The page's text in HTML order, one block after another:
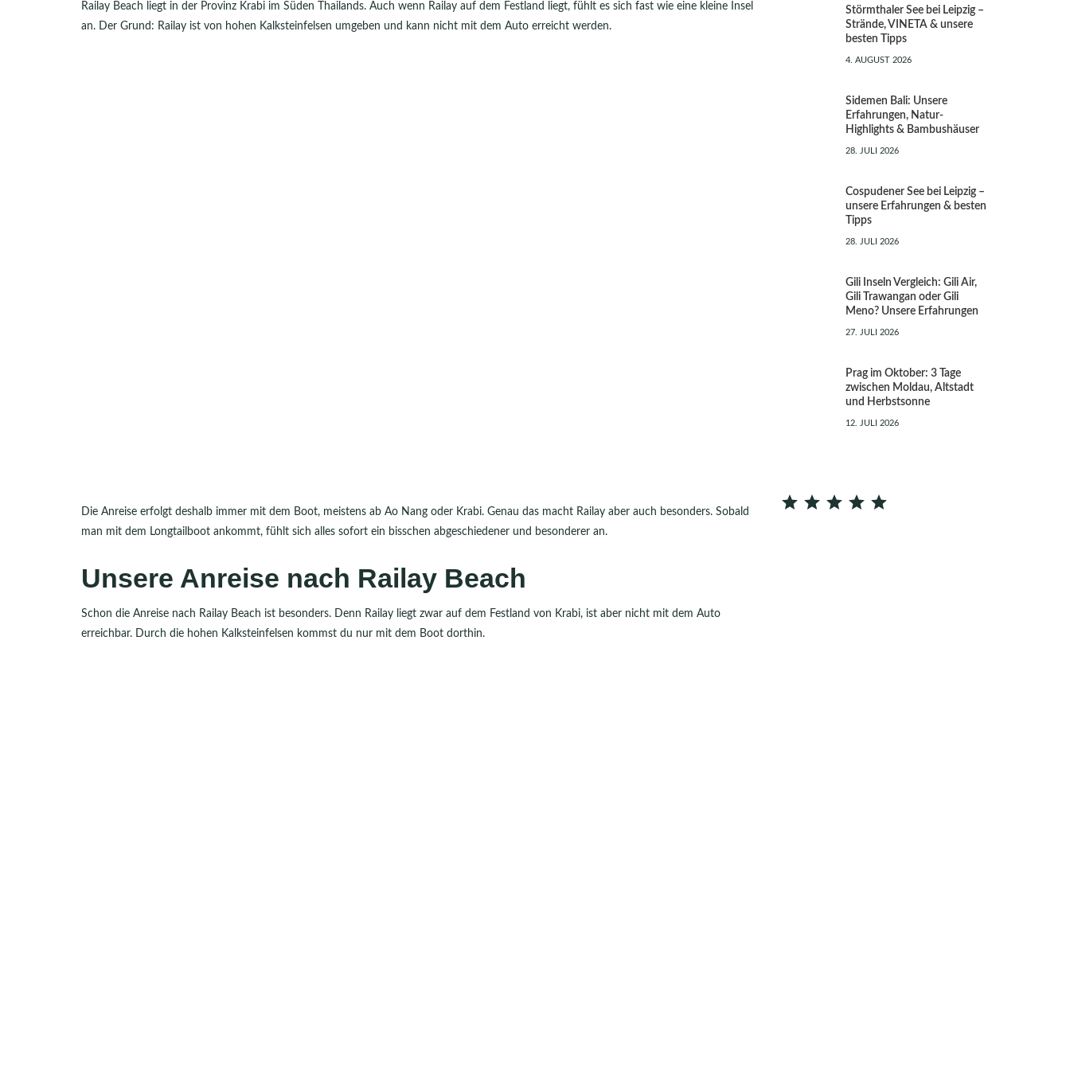
Railay Beach liegt in der Provinz Krabi im Süden Thailands. Auch wenn Railay auf dem Festland liegt, fühlt es sich fast wie eine kleine Insel
an. Der Grund: Railay ist von hohen Kalksteinfelsen umgeben und kann nicht mit dem Auto erreicht werden.
Die Anreise erfolgt deshalb immer mit dem Boot, meistens ab Ao Nang oder Krabi. Genau das macht Railay aber auch besonders. Sobald
man mit dem Longtailboot ankommt, fühlt sich alles sofort ein bisschen abgeschiedener und besonderer an.
Unsere Anreise nach Railay Beach
Schon die Anreise nach Railay Beach ist besonders. Denn Railay liegt zwar auf dem Festland von Krabi, ist aber nicht mit dem Auto
erreichbar. Durch die hohen Kalksteinfelsen kommst du nur mit dem Boot dorthin.
Störmthaler See bei Leipzig –
Strände, VINETA & unsere
besten Tipps
4. AUGUST 2026
Sidemen Bali: Unsere
Erfahrungen, Natur-
Highlights & Bambushäuser
28. JULI 2026
Cospudener See bei Leipzig –
unsere Erfahrungen & besten
Tipps
28. JULI 2026
Gili Inseln Vergleich: Gili Air,
Gili Trawangan oder Gili
Meno? Unsere Erfahrungen
27. JULI 2026
Prag im Oktober: 3 Tage
zwischen Moldau, Altstadt
und Herbstsonne
12. JULI 2026
⭐ ⭐